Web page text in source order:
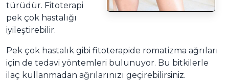
türüdür. Fitoterapi
pek çok hastalığı
iyileştirebilir.
Pek çok hastalık gibi fitoterapide romatizma ağrıları
için de tedavi yöntemleri bulunuyor. Bu bitkilerle
ilaç kullanmadan ağrılarınızı geçirebilirsiniz.